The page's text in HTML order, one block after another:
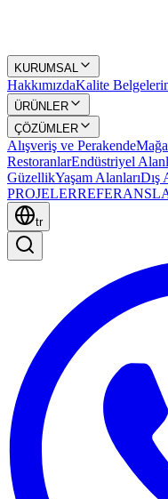
KURUMSAL
HakkımızdaKalite
ÜRÜNLER
ÇÖZÜMLER
Alışveriş ve Perakende
RestoranlarEndüstriyel
GüzellikYaşam AlanlarıDış
PROJELER
tr